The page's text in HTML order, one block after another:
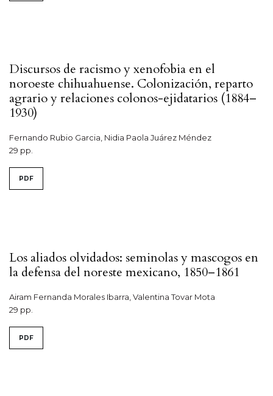
Discursos de racismo y xenofobia en el
noroeste chihuahuense. Colonización, reparto
agrario y relaciones colonos-ejidatarios (1884–
1930)
Fernando Rubio Garcia, Nidia Paola Juárez Méndez
29 pp.
PDF
Los aliados olvidados: seminolas y mascogos en
la defensa del noreste mexicano, 1850–1861
Airam Fernanda Morales Ibarra, Valentina Tovar Mota
29 pp.
PDF